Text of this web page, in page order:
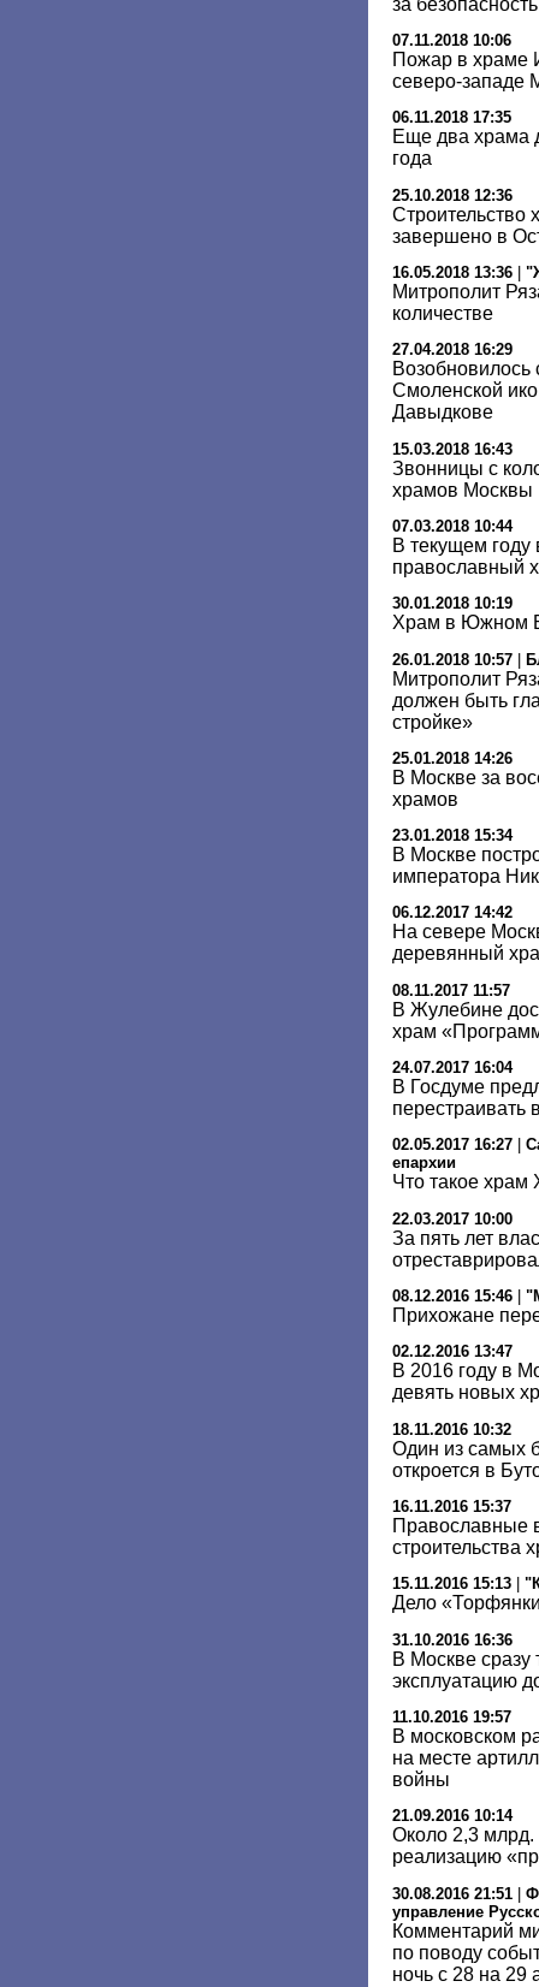
07.11.2018 10:06
Пожар в храме
северо-западе
06.11.2018 17:35
Еще два храма
года
25.10.2018 12:36
Строительство
завершено в
16.05.2018 13:36
Митрополит
количестве
27.04.2018 16:29
Возобновилось
Смоленской
Давыдкове
15.03.2018 16:43
Звонницы с
храмов Москвы
07.03.2018 10:44
В текущем
православный
30.01.2018 10:19
Храм в Южном
26.01.2018 10:57 |
Митрополит
должен быть
стройке»
25.01.2018 14:26
В Москве за
храмов
23.01.2018 15:34
В Москве
императора
06.12.2017 14:42
На севере
деревянный
08.11.2017 11:57
В Жулебине
храм
24.07.2017 16:04
В Госдуме
перестраивать
02.05.2017 16:27
епархии
Что такое храм
22.03.2017 10:00
За пять лет
08.12.2016 15:46
Прихожане
02.12.2016 13:47
В 2016 году в
девять новых
18.11.2016 10:32
Один из самых
откроется в
16.11.2016 15:37
Православные
строительства
15.11.2016 15:13
Дело
31.10.2016 16:36
В Москве сразу
эксплуатацию
11.10.2016 19:57
В московском
на месте
войны
21.09.2016 10:14
Около 2,3 млрд.
реализацию
30.08.2016 21:51
управление
Комментарий
по поводу
ночь с 28 на 29